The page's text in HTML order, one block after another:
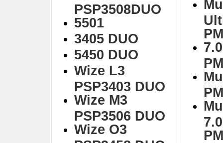
PSP3508DUO
5501
3405 DUO
5450 DUO
Wize L3
PSP3403 DUO
Wize M3
PSP3506 DUO
Wize O3